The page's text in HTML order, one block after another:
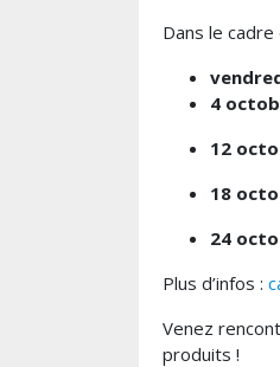
Dans le
4
12
18
24
Plus d’infos :
Venez
produits !